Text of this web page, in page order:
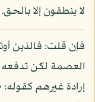
لا ينطقون إلا بالحق.
فإن قلت: فالذين
العصمة لكن تدفعه
إرادة غيرهم كقوله: